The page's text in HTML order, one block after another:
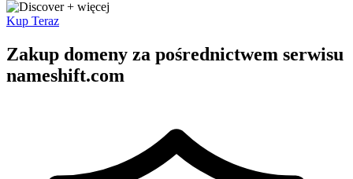
+ więcej
Kup Teraz
Zakup domeny za pośrednictwem serwisu
nameshift.com